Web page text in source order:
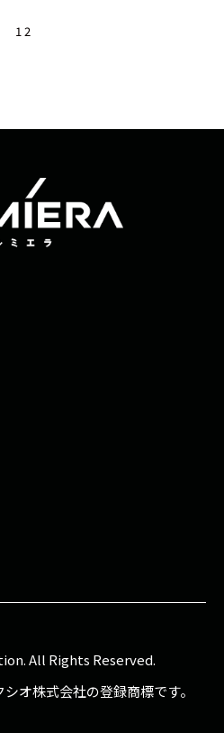
12
All Rights Reserved.
オ株式会社の登録商標です。